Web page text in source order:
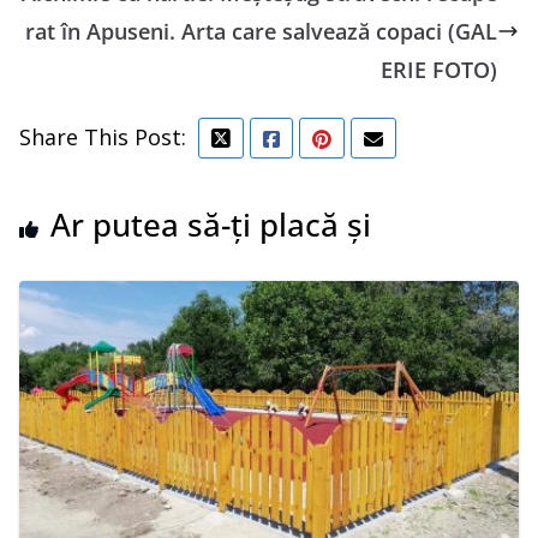
rat în Apuseni. Arta care salvează copaci (GAL
ERIE FOTO)
Share This Post:
Ar putea să-ți placă și